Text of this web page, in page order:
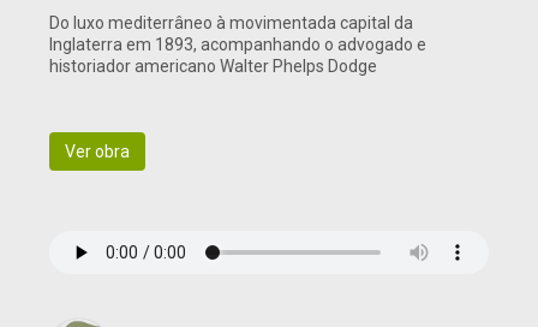
Do luxo mediterrâneo à movimentada capital da
Inglaterra em 1893, acompanhando o advogado e
historiador americano Walter Phelps Dodge
Ver obra